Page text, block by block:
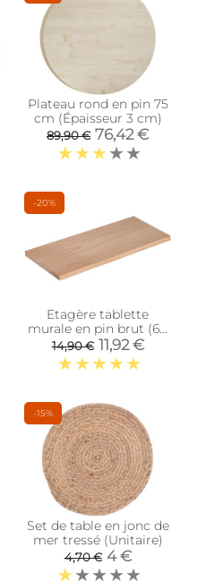
Plateau rond en pin 75
cm (Épaisseur 3 cm)
89,90 € 76,42 €
-20%
Etagère tablette
murale en pin brut (60
x 25 cm)
14,90 € 11,92 €
-15%
Set de table en jonc de
mer tressé (Unitaire)
4,70 € 4 €